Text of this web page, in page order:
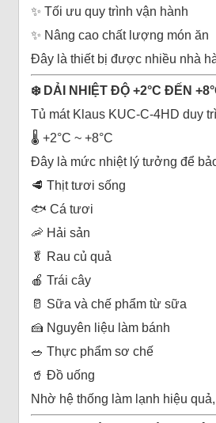
✨ Tối ưu quy trình vận hành
✨ Nâng cao chất lượng món ăn
Đây là thiết bị được nhiều nhà
❄️ DẢI NHIỆT ĐỘ +2°C ĐẾN
Tủ mát Klaus KUC-C-4HD duy
🌡️ +2°C ~ +8°C
Đây là mức nhiệt lý tưởng để
🥩 Thịt tươi sống
🐟 Cá tươi
🦐 Hải sản
🥬 Rau củ quả
🍎 Trái cây
🥛 Sữa và chế phẩm từ sữa
🍰 Nguyên liệu làm bánh
🥗 Thực phẩm sơ chế
🥤 Đồ uống
Nhờ hệ thống làm lạnh hiệu